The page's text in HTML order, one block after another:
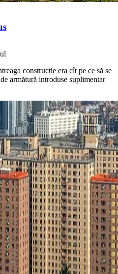
construcție era cît pe ce să se
armătură introduse suplimentar